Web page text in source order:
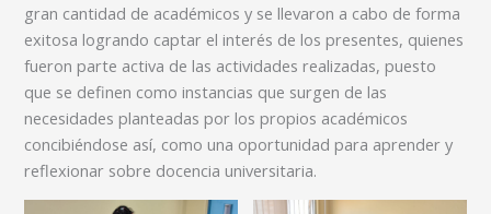
gran cantidad de académicos y se llevaron a cabo de forma
exitosa logrando captar el interés de los presentes, quienes
fueron parte activa de las actividades realizadas, puesto
que se definen como instancias que surgen de las
necesidades planteadas por los propios académicos
concibiéndose así, como una oportunidad para aprender y
reflexionar sobre docencia universitaria.